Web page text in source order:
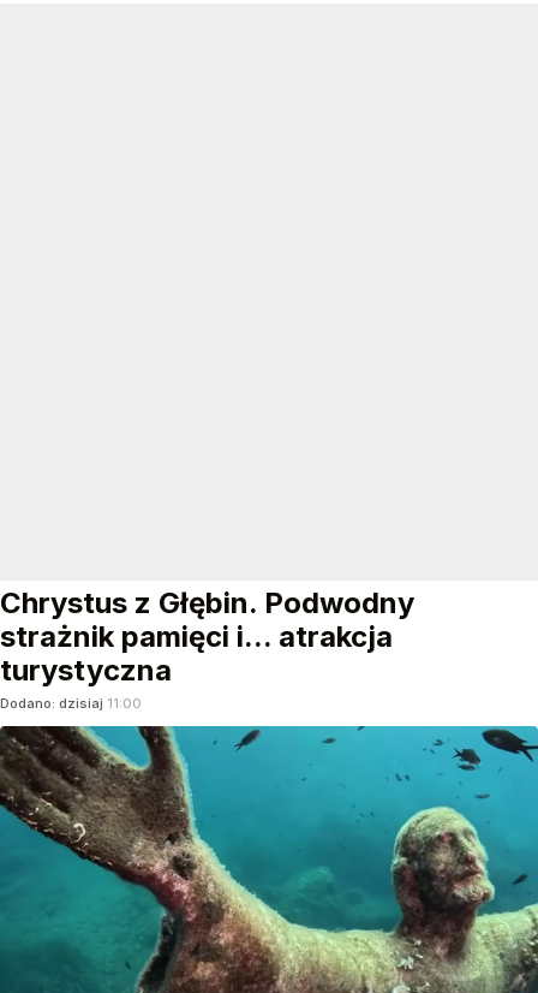
Chrystus z Głębin. Podwodny
strażnik pamięci i... atrakcja
turystyczna
Dodano: dzisiaj 11:00